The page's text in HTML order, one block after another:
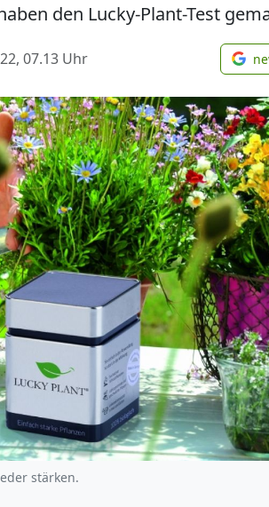
den Lucky-Plant-Test
07.13 Uhr
stärken.